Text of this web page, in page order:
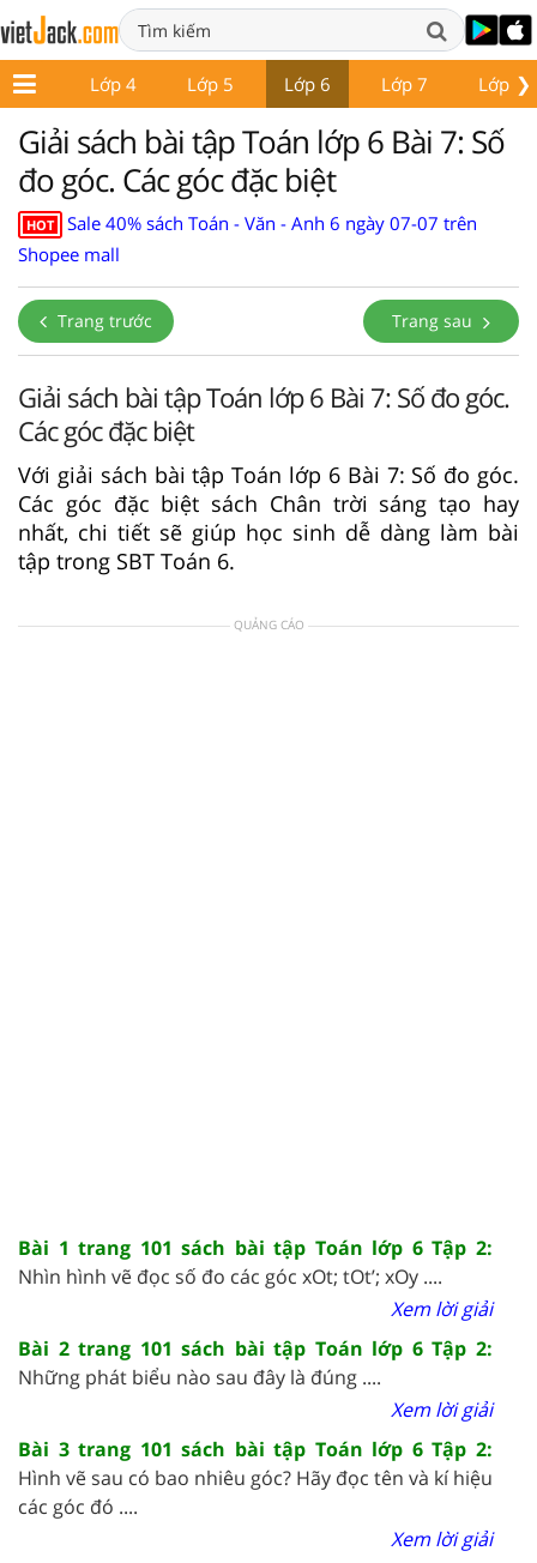
❯
3 Lớp 4 Lớp 5 Lớp 6 Lớp 7 Lớp 8
Giải sách bài tập Toán lớp 6 Bài 7: Số
đo góc. Các góc đặc biệt
HOT
Sale 40% sách Toán - Văn - Anh 6 ngày 07-07 trên
Shopee mall
Trang trước Trang sau
Giải sách bài tập Toán lớp 6 Bài 7: Số đo góc.
Các góc đặc biệt
Với giải sách bài tập Toán lớp 6 Bài 7: Số đo góc.
Các góc đặc biệt sách Chân trời sáng tạo hay
nhất, chi tiết sẽ giúp học sinh dễ dàng làm bài
tập trong SBT Toán 6.
QUẢNG CÁO
Bài 1 trang 101 sách bài tập Toán lớp 6 Tập 2:
Nhìn hình vẽ đọc số đo các góc xOt; tOt’; xOy ....
Xem lời giải
Bài 2 trang 101 sách bài tập Toán lớp 6 Tập 2:
Những phát biểu nào sau đây là đúng ....
Xem lời giải
Bài 3 trang 101 sách bài tập Toán lớp 6 Tập 2:
Hình vẽ sau có bao nhiêu góc? Hãy đọc tên và kí hiệu
các góc đó ....
Xem lời giải